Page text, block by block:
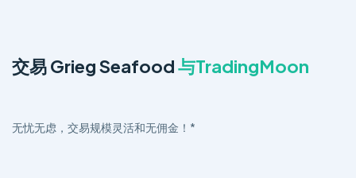
交易 Grieg Seafood与TradingMoon
无忧无虑，交易规模灵活和无佣金！*